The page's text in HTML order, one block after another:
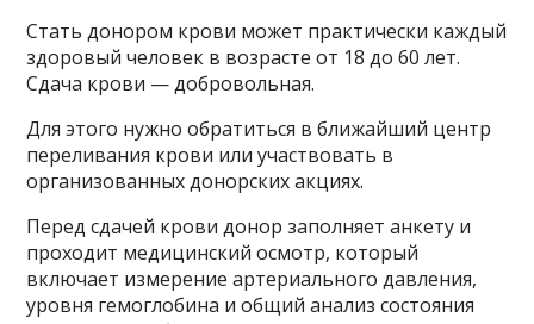
Стать донором крови может практически каждый
здоровый человек в возрасте от 18 до 60 лет.
Сдача крови — добровольная.
Для этого нужно обратиться в ближайший центр
переливания крови или участвовать в
организованных донорских акциях.
Перед сдачей крови донор заполняет анкету и
проходит медицинский осмотр, который
включает измерение артериального давления,
уровня гемоглобина и общий анализ состояния